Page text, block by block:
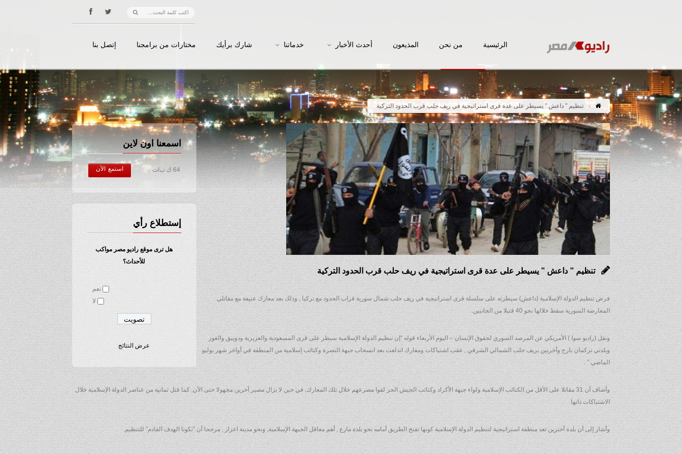
الرئيسية من نحن المذيعون أحدث الأخبار خدماتنا شارك برأيك مختارات من برامجنا إتصل بنا
تنظيم ” داعش ” يسيطر على عدة قرى استراتيجية في ريف حلب قرب الحدود التركية
اسمعنا اون لاين
64 ك ب/ث استمع الآن
إستطلاع رأي
هل ترى موقع راديو مصر مواكب
للأحداث؟
نعم
لا
عرض النتائج
تنظيم ” داعش ” يسيطر على عدة قرى استراتيجية في ريف حلب قرب الحدود التركية
فرض تنظيم الدولة الإسلامية (داعش) سيطرته على سلسلة قرى استراتيجية في ريف حلب شمال سورية قراب الحدود مع تركيا , وذلك بعد معارك عنيفة مع مقاتلي
المعارضة السورية سقط خلالها نحو 40 قتيلا من الجانبين.
ونقل (راديو سوا ) الأمريكي عن المرصد السوري لحقوق الإنسان – اليوم الأربعاء قوله “إن تنظيم الدولة الإسلامية سيطر على قرى المسعودية والعزيزية ودويبق والغوز
وبلدتي تركمان بارح وأخريين بريف حلب الشمالي الشرقي , عقب اشتباكات ومعارك اندلعت بعد انسحاب جبهة النصرة وكتائب إسلامية من المنطقة في أواخر شهر يوليو
الماضي ” .
وأضاف أن 31 مقاتلا على الأقل من الكتائب الإسلامية ولواء جبهة الأكراد وكتائب الجيش الحر لقوا مصرعهم خلال تلك المعارك, في حين لا يزال مصير آخرين مجهولا حتى الآن, كما قتل ثمانية من عناصر الدولة الإسلامية خلال
الاشتباكات ذاتها.
وأشار إلى أن بلدة أخترين تعد منطقة استراتيجية لتنظيم الدولة الإسلامية كونها تفتح الطريق أمامه نحو بلدة مارع , أهم معاقل الجبهة الإسلامية, ونحو مدينة اعزاز , مرجحا أن “تكونا الهدف القادم” للتنظيم.